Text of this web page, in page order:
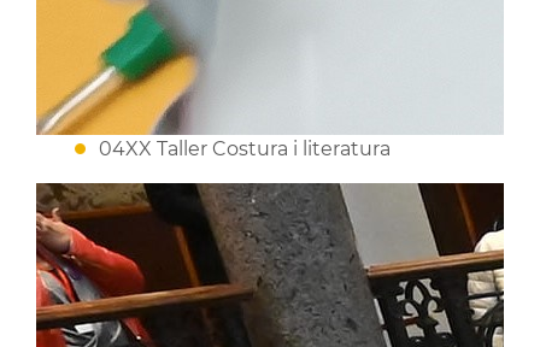
04XX Taller Costura i literatura